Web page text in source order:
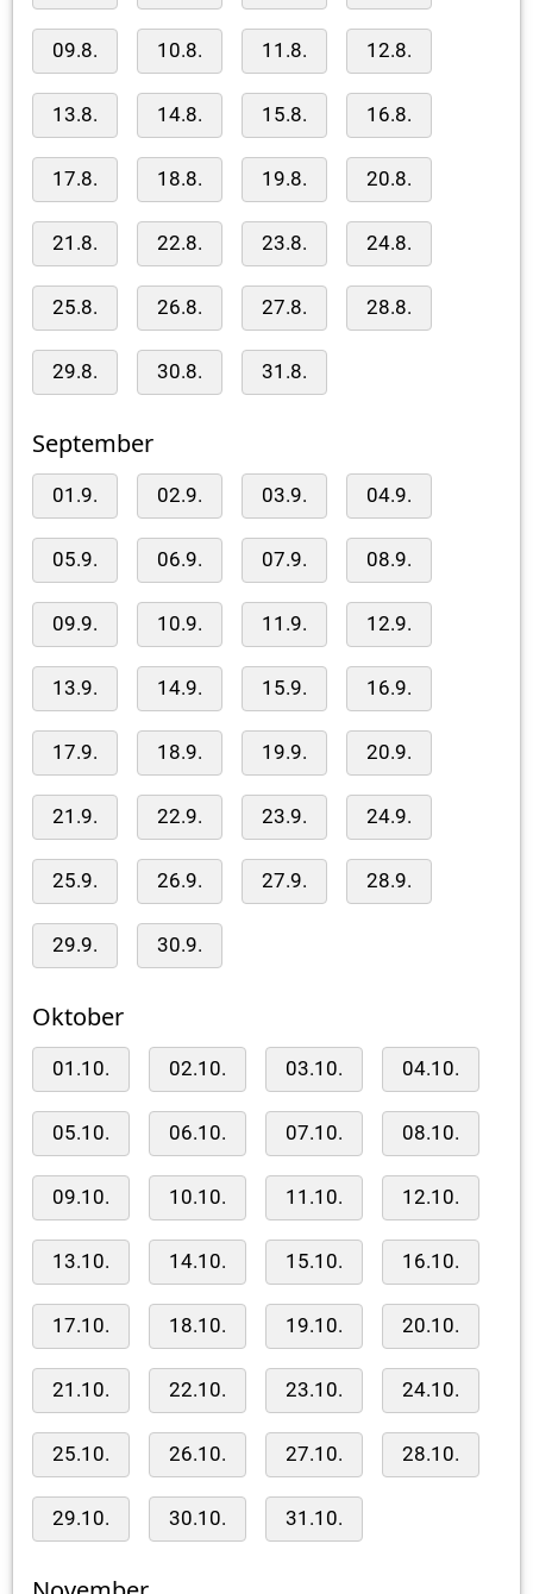
09.8. 10.8. 11.8. 12.8.
13.8. 14.8. 15.8. 16.8.
17.8. 18.8. 19.8. 20.8.
21.8. 22.8. 23.8. 24.8.
25.8. 26.8. 27.8. 28.8.
29.8. 30.8. 31.8.
September
01.9. 02.9. 03.9. 04.9.
05.9. 06.9. 07.9. 08.9.
09.9. 10.9. 11.9. 12.9.
13.9. 14.9. 15.9. 16.9.
17.9. 18.9. 19.9. 20.9.
21.9. 22.9. 23.9. 24.9.
25.9. 26.9. 27.9. 28.9.
29.9. 30.9.
Oktober
01.10. 02.10. 03.10. 04.10.
05.10. 06.10. 07.10. 08.10.
09.10. 10.10. 11.10. 12.10.
13.10. 14.10. 15.10. 16.10.
17.10. 18.10. 19.10. 20.10.
21.10. 22.10. 23.10. 24.10.
25.10. 26.10. 27.10. 28.10.
29.10. 30.10. 31.10.